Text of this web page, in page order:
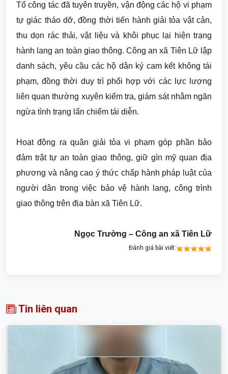
Tổ công tác đã tuyên truyền, vận động các hộ vi phạm
tự giác tháo dỡ, đồng thời tiến hành giải tỏa vật cản,
thu dọn rác thải, vật liệu và khôi phục lại hiện trạng
hành lang an toàn giao thông. Công an xã Tiên Lữ lập
danh sách, yêu cầu các hộ dân ký cam kết không tái
phạm, đồng thời duy trì phối hợp với các lực lượng
liên quan thường xuyên kiểm tra, giám sát nhằm ngăn
ngừa tình trạng lấn chiếm tái diễn.
Hoạt động ra quân giải tỏa vi phạm góp phần bảo
đảm trật tự an toàn giao thông, giữ gìn mỹ quan địa
phương và nâng cao ý thức chấp hành pháp luật của
người dân trong việc bảo vệ hành lang, công trình
giao thông trên địa bàn xã Tiên Lữ.
Ngọc Trường – Công an xã Tiên Lữ
Đánh giá bài viết:
Tin liên quan